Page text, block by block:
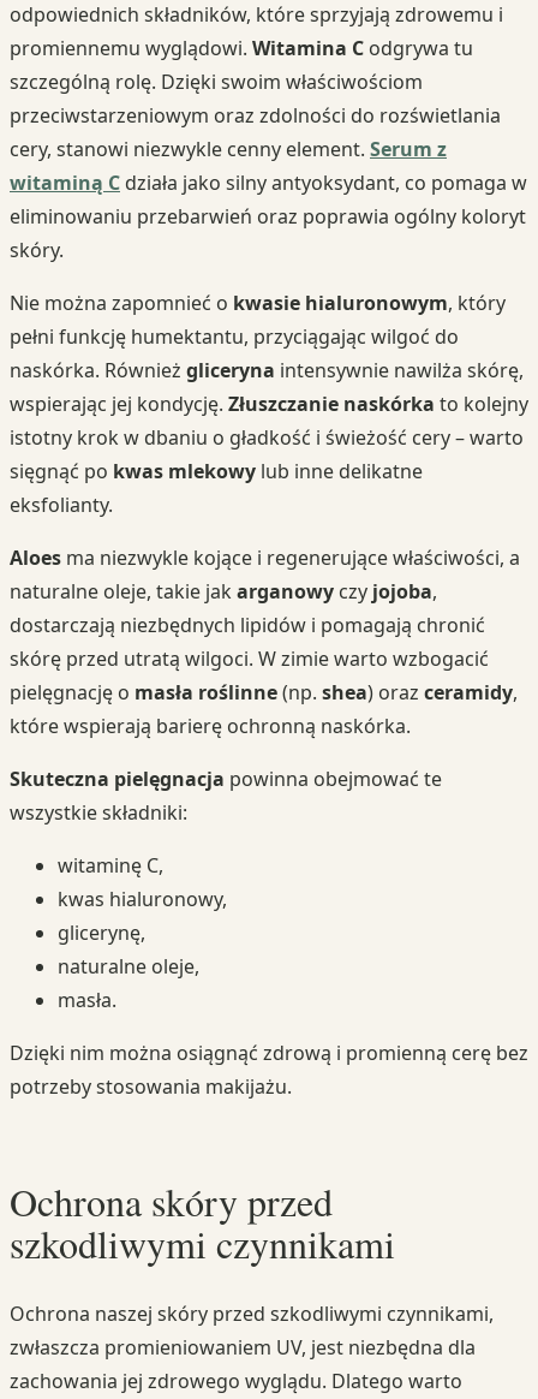
odpowiednich składników, które sprzyjają zdrowemu i
promiennemu wyglądowi. Witamina C odgrywa tu
szczególną rolę. Dzięki swoim właściwościom
przeciwstarzeniowym oraz zdolności do rozświetlania
cery, stanowi niezwykle cenny element. Serum z
witaminą C działa jako silny antyoksydant, co pomaga w
eliminowaniu przebarwień oraz poprawia ogólny koloryt
skóry.
Nie można zapomnieć o kwasie hialuronowym, który
pełni funkcję humektantu, przyciągając wilgoć do
naskórka. Również gliceryna intensywnie nawilża skórę,
wspierając jej kondycję. Złuszczanie naskórka to kolejny
istotny krok w dbaniu o gładkość i świeżość cery – warto
sięgnąć po kwas mlekowy lub inne delikatne
eksfolianty.
Aloes ma niezwykle kojące i regenerujące właściwości, a
naturalne oleje, takie jak arganowy czy jojoba,
dostarczają niezbędnych lipidów i pomagają chronić
skórę przed utratą wilgoci. W zimie warto wzbogacić
pielęgnację o masła roślinne(np. shea) oraz ceramidy,
które wspierają barierę ochronną naskórka.
Skuteczna pielęgnacja powinna obejmować te
wszystkie składniki:
witaminę C,
kwas hialuronowy,
glicerynę,
naturalne oleje,
masła.
Dzięki nim można osiągnąć zdrową i promienną cerę bez
potrzeby stosowania makijażu.
Ochrona skóry przed
szkodliwymi czynnikami
Ochrona naszej skóry przed szkodliwymi czynnikami,
zwłaszcza promieniowaniem UV, jest niezbędna dla
zachowania jej zdrowego wyglądu. Dlatego warto